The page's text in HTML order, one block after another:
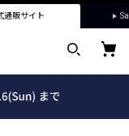
通販サイト